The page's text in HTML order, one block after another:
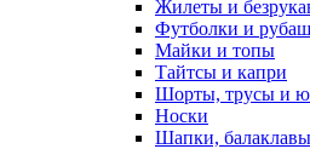
Жилеты и
Футболки и
Майки и топы
Тайтсы и капри
Шорты, трусы и
Носки
Шапки,